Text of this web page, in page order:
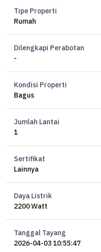
Tipe Properti
Rumah
Dilengkapi Perabotan
-
Kondisi Properti
Bagus
Jumlah Lantai
1
Sertifikat
Lainnya
Daya Listrik
2200 Watt
Tanggal Tayang
2026-04-03 10:55:47